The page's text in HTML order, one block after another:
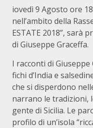
iovedì 9 Agosto ore
nell’ambito della
ESTATE 2018”, sarà
di Giuseppe Graceffa.
I racconti di
fichi d’India e
che si disperdono
narrano le tradizioni,
gente di Sicilia. Le
profilo di un’isola